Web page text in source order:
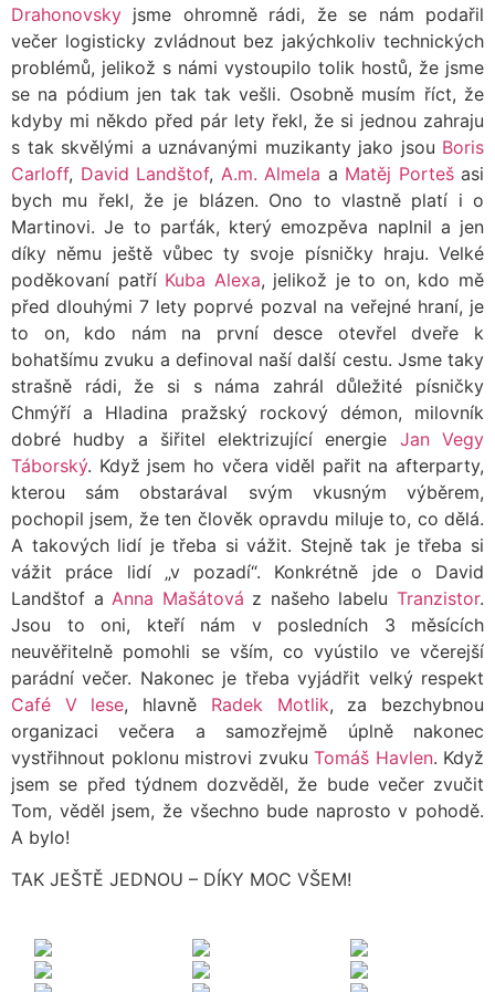
Drahonovsky jsme ohromně rádi, že se nám podařil
večer logisticky zvládnout bez jakýchkoliv technických
problémů, jelikož s námi vystoupilo tolik hostů, že jsme
se na pódium jen tak tak vešli. Osobně musím říct, že
kdyby mi někdo před pár lety řekl, že si jednou zahraju
s tak skvělými a uznávanými muzikanty jako jsou Boris
Carloff, David Landštof, A.m. Almela a Matěj Portešasi
bych mu řekl, že je blázen. Ono to vlastně platí i o
Martinovi. Je to parťák, který emozpěva naplnil a jen
díky němu ještě vůbec ty svoje písničky hraju. Velké
poděkovaní patří Kuba Alexa, jelikož je to on, kdo mě
před dlouhými 7 lety poprvé pozval na veřejné hraní, je
to on, kdo nám na první desce otevřel dveře k
bohatšímu zvuku a definoval naší další cestu. Jsme taky
strašně rádi, že si s náma zahrál důležité písničky
Chmýří a Hladina pražský rockový démon, milovník
dobré hudby a šiřitel elektrizující energie Jan Vegy
Táborský. Když jsem ho včera viděl pařit na afterparty,
kterou sám obstarával svým vkusným výběrem,
pochopil jsem, že ten člověk opravdu miluje to, co dělá.
A takových lidí je třeba si vážit. Stejně tak je třeba si
vážit práce lidí „v pozadí“. Konkrétně jde o David
Landštof aAnna Mašátová z našeho labeluTranzistor.
Jsou to oni, kteří nám v posledních 3 měsících
neuvěřitelně pomohli se vším, co vyústilo ve včerejší
parádní večer. Nakonec je třeba vyjádřit velký respekt
Café V lese, hlavně Radek Motlik, za bezchybnou
organizaci večera a samozřejmě úplně nakonec
vystřihnout poklonu mistrovi zvuku Tomáš Havlen. Když
jsem se před týdnem dozvěděl, že bude večer zvučit
Tom, věděl jsem, že všechno bude naprosto v pohodě.
A bylo!
TAK JEŠTĚ JEDNOU – DÍKY MOC VŠEM!